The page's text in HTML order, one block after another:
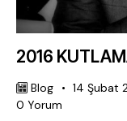
2016
Blog 14 Şubat
0 Yorum